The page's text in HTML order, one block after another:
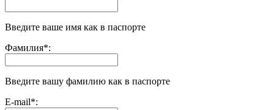
Введите ваше имя как в паспорте
Фамилия*:
Введите вашу фамилию как в паспорте
E-mail*: